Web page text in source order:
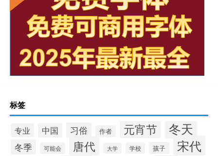
标签
专业 中国 习俗 作者 元宵节 冬天
冬季 可能会 唐代 大学 学校 孩子 宋代